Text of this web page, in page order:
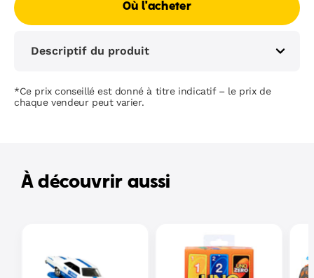
Où l'acheter
Descriptif du produit
*Ce prix conseillé est donné à titre indicatif – le prix de
chaque vendeur peut varier.
À découvrir aussi